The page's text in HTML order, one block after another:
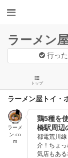
ラーメン
行った
トップ
ラーメン屋トイ・
ラーメ
ン.co
m
鶏5種を
橋駅周辺
都電荒川
介！ちょ
気店もあ